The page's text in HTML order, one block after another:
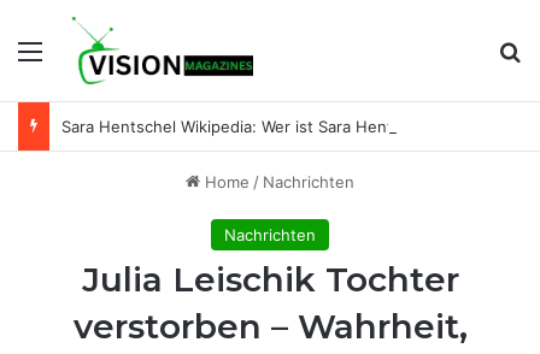
Menu
Home / Nachrichten
Nachrichten
Julia Leischik Tochter
verstorben – Wahrheit,